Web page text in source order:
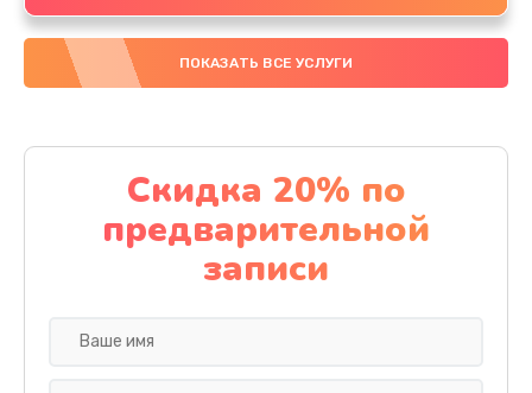
ПОКАЗАТЬ ВСЕ УСЛУГИ
Скидка 20% по
предварительной
записи